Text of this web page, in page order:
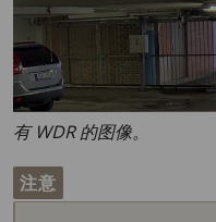
有 WDR 的图像。
注意